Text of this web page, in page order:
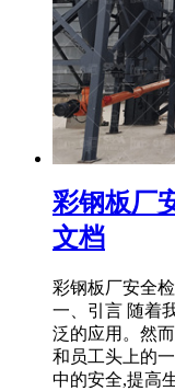
彩钢板厂
文档
彩钢板厂安全
一、引言 随着
泛的应用。然
和员工头上的
中的安全,提高